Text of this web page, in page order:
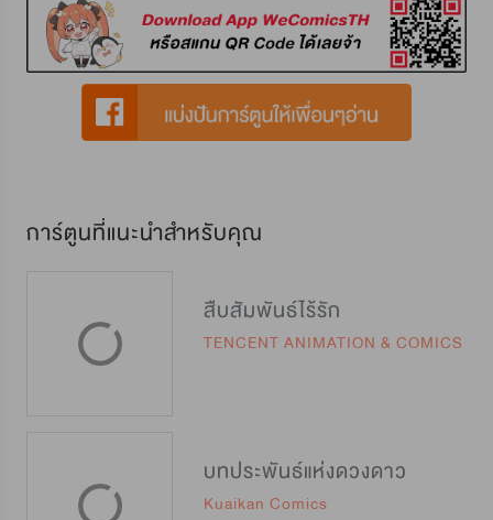
การ์ตูนที่แนะนำสำหรับคุณ
สืบสัมพันธ์ไร้รัก
TENCENT ANIMATION & COMICS
บทประพันธ์แห่งดวงดาว
Kuaikan Comics